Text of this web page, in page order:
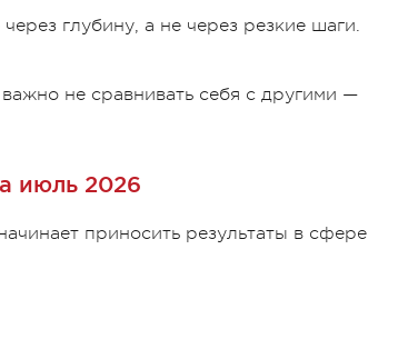
глубину, а не через резкие шаги.
не сравнивать себя с другими —
июль 2026
приносить результаты в сфере